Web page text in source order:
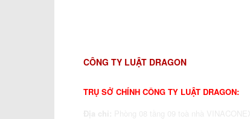
CÔNG TY LUẬT DRAGON
TRỤ SỞ CHÍNH CÔNG TY LUẬT DRAGON: